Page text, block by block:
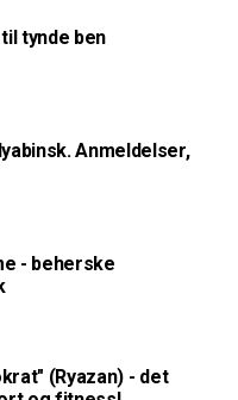
tynde ben
Anmeldelser,
- beherske
(Ryazan) - det